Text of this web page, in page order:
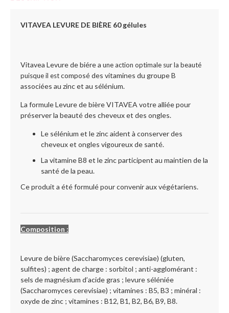
VITAVEA LEVURE DE BIÈRE 60 gélules
Vitavea Levure de biére a une action optimale sur la beauté
puisque il estcomposé des vitamines du groupe B
associées au zinc et au sélénium.
La formule Levure de bière VITAVEA votre alliée pour
préserver la beauté des cheveux et des ongles.
Le sélénium et le zinc aident à conserver des
cheveux et ongles vigoureux de santé.
La vitamine B8 et le zinc participent au maintien de la
santé de la peau.
Ce produit a été formulé pour convenir aux végétariens.
Composition :
Levure de bière (Saccharomyces cerevisiae) (gluten,
sulfites) ; agent de charge : sorbitol ; anti-agglomérant :
sels de magnésium d’acide gras ; levure séléniée
(Saccharomyces cerevisiae) ; vitamines : B5, B3 ; minéral :
oxyde de zinc ; vitamines : B12, B1, B2, B6, B9, B8.